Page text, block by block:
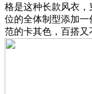
格是这种长款风衣，
位的全体制型添加
范的卡其色，百搭又